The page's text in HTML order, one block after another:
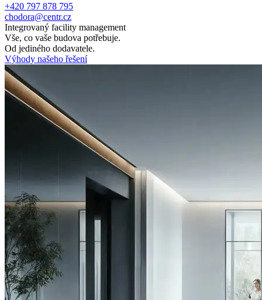
+420 797 878 795
chodora@centr.cz
Integrovaný facility management
Vše, co vaše budova potřebuje.
Od jediného dodavatele.
Výhody našeho řešení